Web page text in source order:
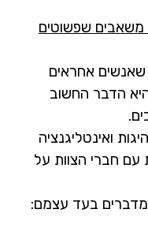
משאבים שפשוטים
אחראים
הדבר החשוב
ואינטליגנציה
עם חברי הצוות על
בעד עצמם: